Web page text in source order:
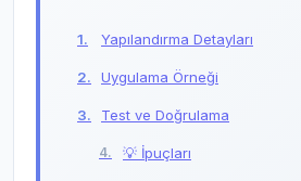
Yapılandırma Detayları
Uygulama Örneği
Test ve Doğrulama
💡 İpuçları